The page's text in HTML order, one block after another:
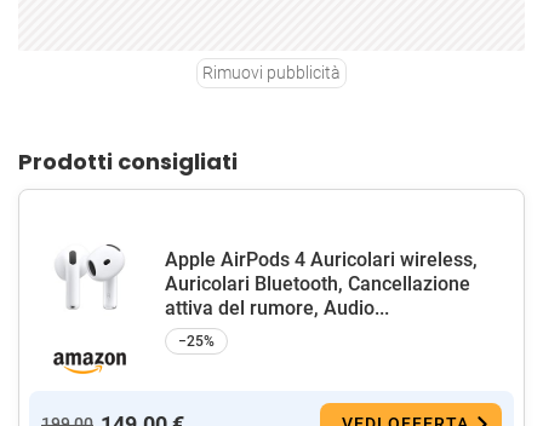
Rimuovi pubblicità
Prodotti consigliati
Apple AirPods 4 Auricolari wireless,
Auricolari Bluetooth, Cancellazione
attiva del rumore, Audio...
−25%